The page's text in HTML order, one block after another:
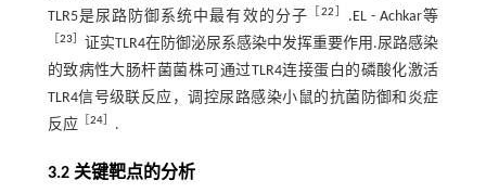
TLR5是尿路防御系统中最有效的分子
22 .EL - Achkar等
23
证实TLR4在防御泌尿系感染中发挥重要作用.尿路感染
的致病性大肠杆菌菌株可通过TLR4连接蛋白的磷酸化激活
TLR4信号级联反应，调控尿路感染小鼠的抗菌防御和炎症
反应［ 24］ .
3.2 关键靶点的分析